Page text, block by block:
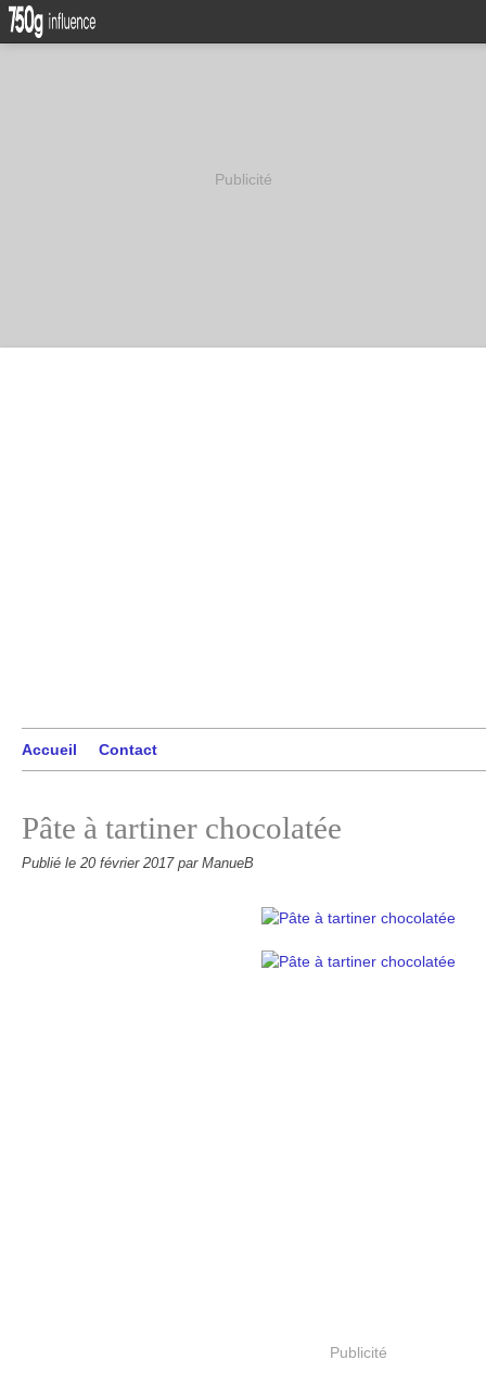
Publicité
Accueil Contact
Pâte à tartiner chocolatée
Publié le 20 février 2017 par ManueB
Publicité